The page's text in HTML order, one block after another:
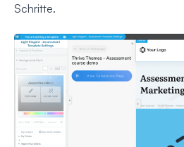
Schritte.